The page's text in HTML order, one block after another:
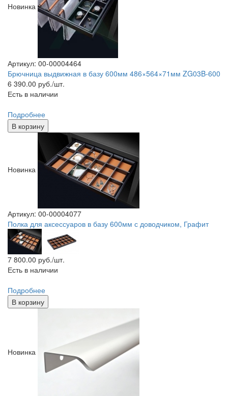
Новинка
Артикул: 00-00004464
Брючница выдвижная в базу 600мм 486×564×71мм ZG03B-600
6 390.00 руб./шт.
Есть в наличии
Подробнее
В корзину
Новинка
Артикул: 00-00004077
Полка для аксессуаров в базу 600мм с доводчиком, Графит
7 800.00 руб./шт.
Есть в наличии
Подробнее
В корзину
Новинка